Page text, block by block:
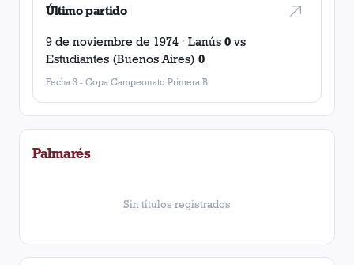
Último partido
9 de noviembre de 1974 · Lanús 0vs
Estudiantes (Buenos Aires) 0
Fecha 3 - Copa Campeonato Primera B
Palmarés
Sin títulos registrados